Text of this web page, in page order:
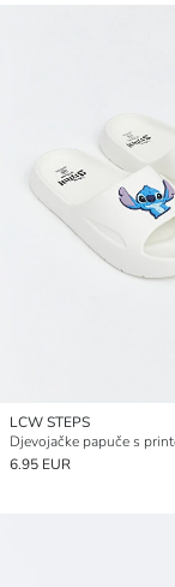
LCW STEPS
Djevojačke papuče s
6.95 EUR